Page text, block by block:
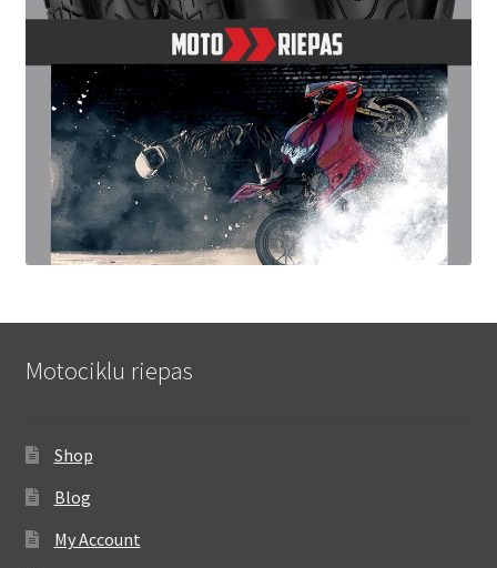
Motociklu riepas
Shop
Blog
My Account